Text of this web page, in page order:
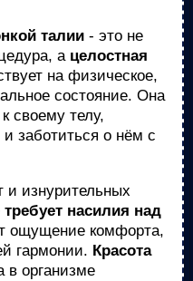
талии - это не
а целостная
на физическое,
состояние. Она
своему телу,
и заботиться о нём с
и изнурительных
требует насилия над
ощущение комфорта,
гармонии. Красота
в организме